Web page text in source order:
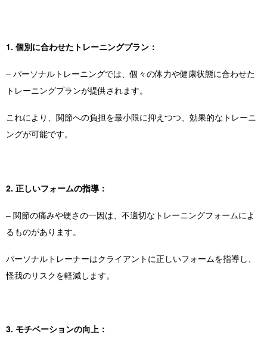
1. 個別に合わせたトレーニングプラン：
– パーソナルトレーニングでは、個々の体力や健康状態に合わせた
トレーニングプランが提供されます。
これにより、関節への負担を最小限に抑えつつ、効果的なトレーニ
ングが可能です。
2. 正しいフォームの指導：
– 関節の痛みや硬さの一因は、不適切なトレーニングフォームによ
るものがあります。
パーソナルトレーナーはクライアントに正しいフォームを指導し、
怪我のリスクを軽減します。
3. モチベーションの向上：